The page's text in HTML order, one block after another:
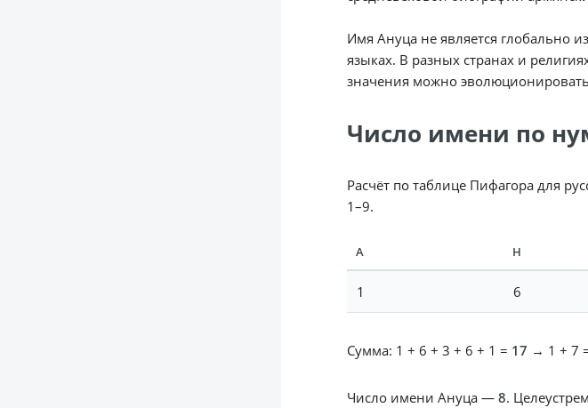
Имя Ануца не является глобально
языках. В разных странах и
значения можно
Число имени по
Расчёт по таблице Пифагора для
1–9.
А Н
1 6
Сумма: 1 + 6 + 3 + 6 + 1 = 17 → 1 + 7
Число имени Ануца — 8.